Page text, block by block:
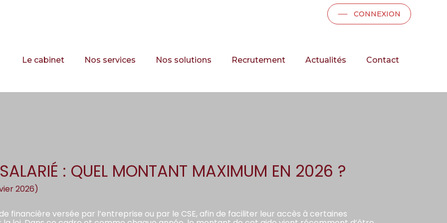
CONNEXION
Le cabinet Nos services Nos solutions Recrutement Actualités Contact
: QUEL MONTANT MAXIMUM EN 2026 ?
2026)
financière versée par l’entreprise ou par le CSE, afin de faciliter leur accès à certaines